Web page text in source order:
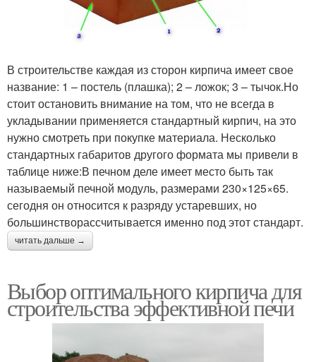
В строительстве каждая из сторон кирпича имеет свое
название: 1 – постель (плашка); 2 – ложок; 3 – тычок.Но
стоит остановить внимание на том, что не всегда в
укладывании применяется стандартный кирпич, на это
нужно смотреть при покупке материала. Несколько
стандартных габаритов другого формата мы привели в
таблице ниже:В печном деле имеет место быть так
называемый печной модуль, размерами 230×125×65.
сегодня он относится к разряду устаревших, но
большинстворассчитывается именно под этот стандарт.
читать дальше →
Выбор оптимального кирпича для
строительства эффективной печи